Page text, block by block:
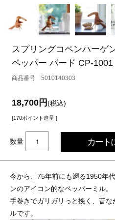
スプリングコペンハーゲ
ペッパー バード CP-1001
5010140303
18,700円(税込)
[170ポイント進呈 ]
数量
今から、75年前にも遡る1950年
ンのアイコン的なペッパーミル。
手巻きでガリガリっと挽く、昔
ルです。